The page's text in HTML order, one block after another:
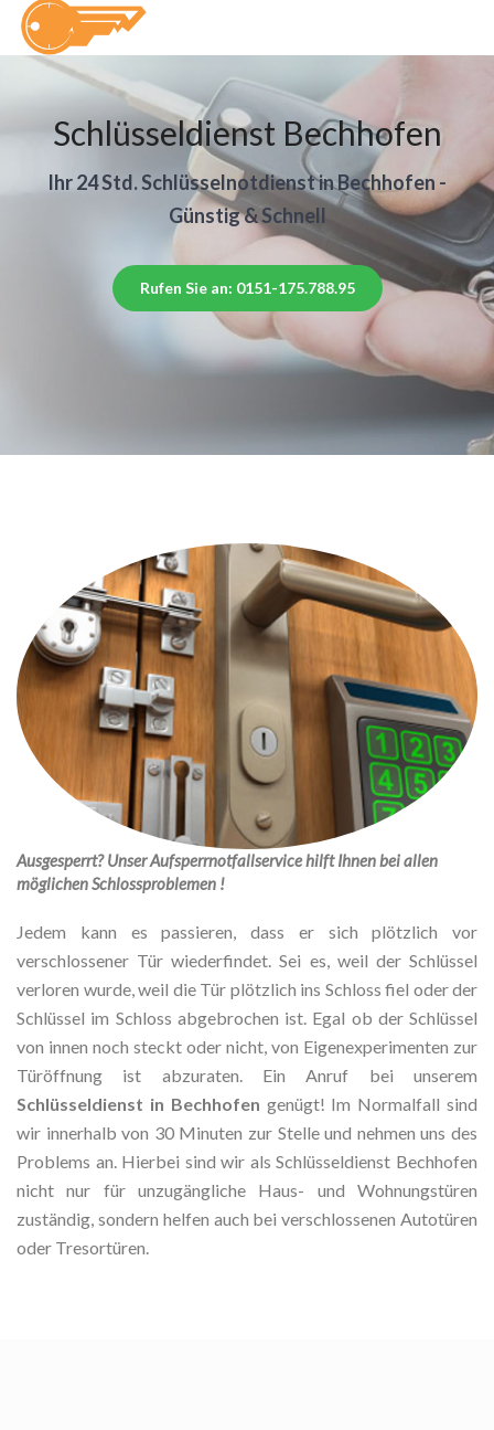
Schlüsseldienst Bechhofen
Ihr 24 Std. Schlüsselnotdienst in Bechhofen -
Günstig & Schnell
Rufen Sie an: 0151-175.788.95
Ausgesperrt? Unser Aufsperrnotfallservice hilft Ihnen bei allen
möglichen Schlossproblemen !
Jedem kann es passieren, dass er sich plötzlich vor
verschlossener Tür wiederfindet. Sei es, weil der Schlüssel
verloren wurde, weil die Tür plötzlich ins Schloss fiel oder der
Schlüssel im Schloss abgebrochen ist. Egal ob der Schlüssel
von innen noch steckt oder nicht, von Eigenexperimenten zur
Türöffnung ist abzuraten. Ein Anruf bei unserem
Schlüsseldienst in Bechhofen genügt! Im Normalfall sind
wir innerhalb von 30 Minuten zur Stelle und nehmen uns des
Problems an. Hierbei sind wir als Schlüsseldienst Bechhofen
nicht nur für unzugängliche Haus- und Wohnungstüren
zuständig, sondern helfen auch bei verschlossenen Autotüren
oder Tresortüren.